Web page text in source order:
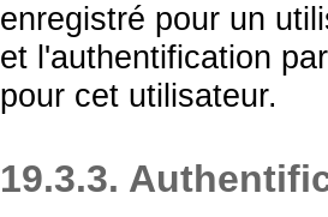
enregistré pour un
et l'authentification
pour cet utilisateur.
19.3.3.